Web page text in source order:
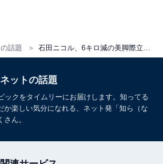
話題
ネットの話題
ックをタイムリーにお届けします。知ってる
か楽しい気分になれる、ネット発「知ら（な
ん。